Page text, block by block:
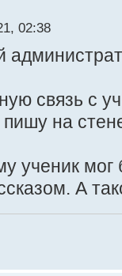
02:38
связь с
на
ученик
А